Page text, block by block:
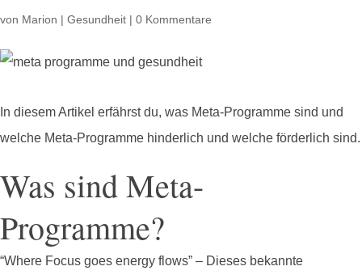
von Marion | Gesundheit | 0 Kommentare
In diesem Artikel erfährst du, was Meta-Programme sind und
welche Meta-Programme hinderlich und welche förderlich sind.
Was sind Meta-
Programme?
“Where Focus goes energy flows” – Dieses bekannte